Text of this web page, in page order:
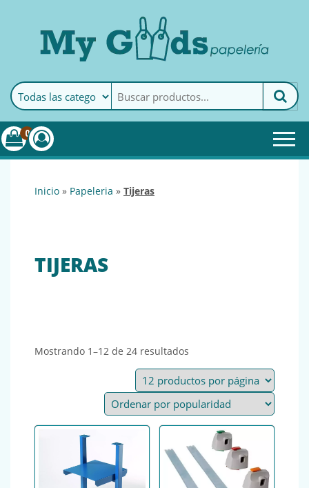
MyGoods · PapeleríaMy Goods es tu papelería
online de confianza. Podrás
encontrar todo lo necesario
0
inicio » papeleria » tijeras
TIJERAS
Mostrando 1–12 de 24 resultados